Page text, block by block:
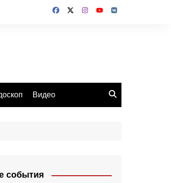
Видео
события